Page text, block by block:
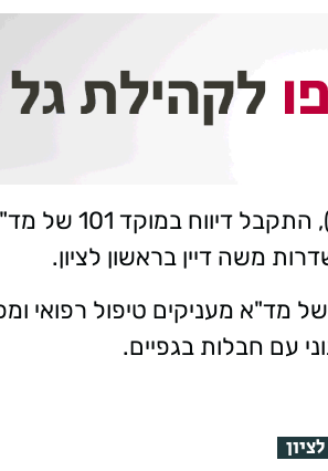
בשעה 19:52
משה דיין בראשון לציון.
מד"א מעניקים טיפול רפואי